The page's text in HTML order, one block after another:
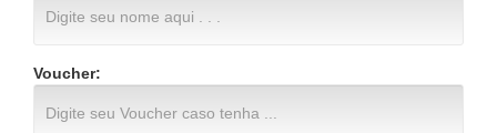
Voucher: